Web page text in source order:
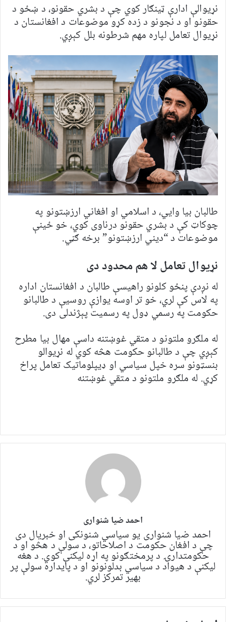
نړیوالې ادارې ټینګار کوي چې د بشري حقونو، د ښځو د
حقونو او د نجونو د زده کړو موضوعات د افغانستان د
نړیوال تعامل لپاره مهم شرطونه بلل کېږي.
طالبان بیا وایي، د اسلامي او افغاني ارزښتونو په
چوکاټ کې د بشري حقونو درناوی کوي، خو ځینې
موضوعات د “دیني ارزښتونو” برخه ګڼي.
نړیوال تعامل لا هم محدود دی
له نږدې پنځو کلونو راهیسې طالبان د افغانستان اداره
په لاس کې لري، خو تر اوسه یوازې روسیې د طالبانو
حکومت په رسمي ډول په رسمیت پېژندلی دی.
له ملګرو ملتونو د متقي غوښتنه داسې مهال بیا مطرح
کېږي چې د طالبانو حکومت هڅه کوي له نړیوالو
بنسټونو سره خپل سیاسي او ډیپلوماتیک تعامل پراخ
کړي. له ملګرو ملتونو د متقي غوښتنه
احمد ضیا شنواری
احمد ضیا شنواری یو سياسي شنونکی او خبریال دی
چې د افغان حکومت د اصلاحاتو، د سولې د هڅو او د
حکومتدارۍ د پرمختګونو په اړه لیکنې کوي. د هغه
لیکنې د هیواد د سیاسي بدلونونو او د پایداره سولې پر
بهیر تمرکز لري.